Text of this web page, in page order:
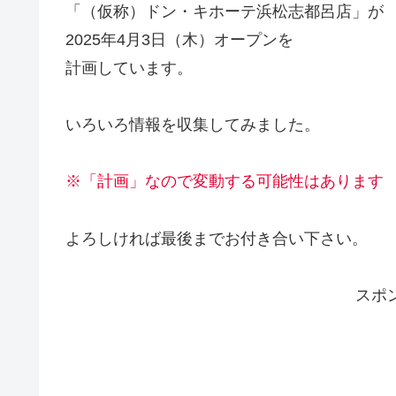
「（仮称）ドン・キホーテ浜松志都呂店」が
2025年4月3日（木）オープンを
計画しています。
いろいろ情報を収集してみました。
※「計画」なので変動する可能性はあります
よろしければ最後までお付き合い下さい。
スポ